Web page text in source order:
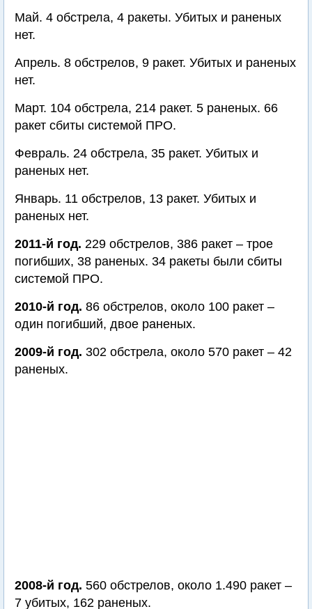
Май. 4 обстрела, 4 ракеты. Убитых и раненых
нет.
Апрель. 8 обстрелов, 9 ракет. Убитых и раненых
нет.
Март. 104 обстрела, 214 ракет. 5 раненых. 66
ракет сбиты системой ПРО.
Февраль. 24 обстрела, 35 ракет. Убитых и
раненых нет.
Январь. 11 обстрелов, 13 ракет. Убитых и
раненых нет.
2011-й год. 229 обстрелов, 386 ракет – трое
погибших, 38 раненых. 34 ракеты были сбиты
системой ПРО.
2010-й год. 86 обстрелов, около 100 ракет –
один погибший, двое раненых.
2009-й год. 302 обстрела, около 570 ракет – 42
раненых.
2008-й год. 560 обстрелов, около 1.490 ракет –
7 убитых, 162 раненых.